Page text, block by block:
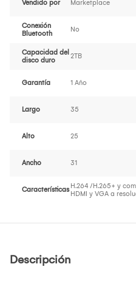
Vendido por Marketplace
Conexión
Bluetooth
No
Capacidad del
disco duro
2TB
Garantía 1 Año
Largo 35
Alto 25
Ancho 31
Características H.264 /H.265+ y
HDMI y VGA a
Descripción